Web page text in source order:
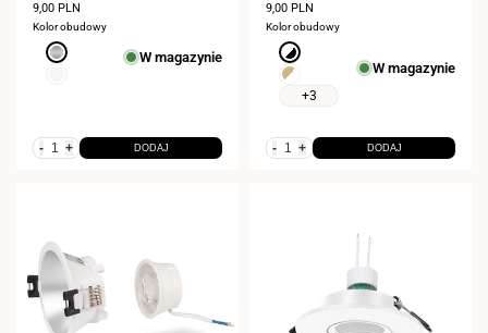
Cena
sprzedaży
9,00 PLN
Kolor obudowy
nikiel
W magazynie
- + DODAJ
Cena
sprzedaży
9,00 PLN
Kolor obudowy
czarny-
biały
szampański-
biały+3
W magazynie
- + DODAJ